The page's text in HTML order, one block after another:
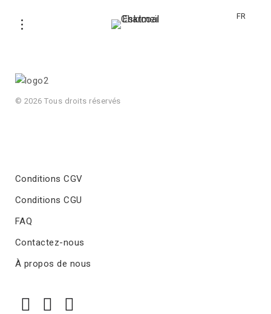
FR
© 2026 Tous droits réservés
Conditions CGV
Conditions CGU
FAQ
Contactez-nous
À propos de nous